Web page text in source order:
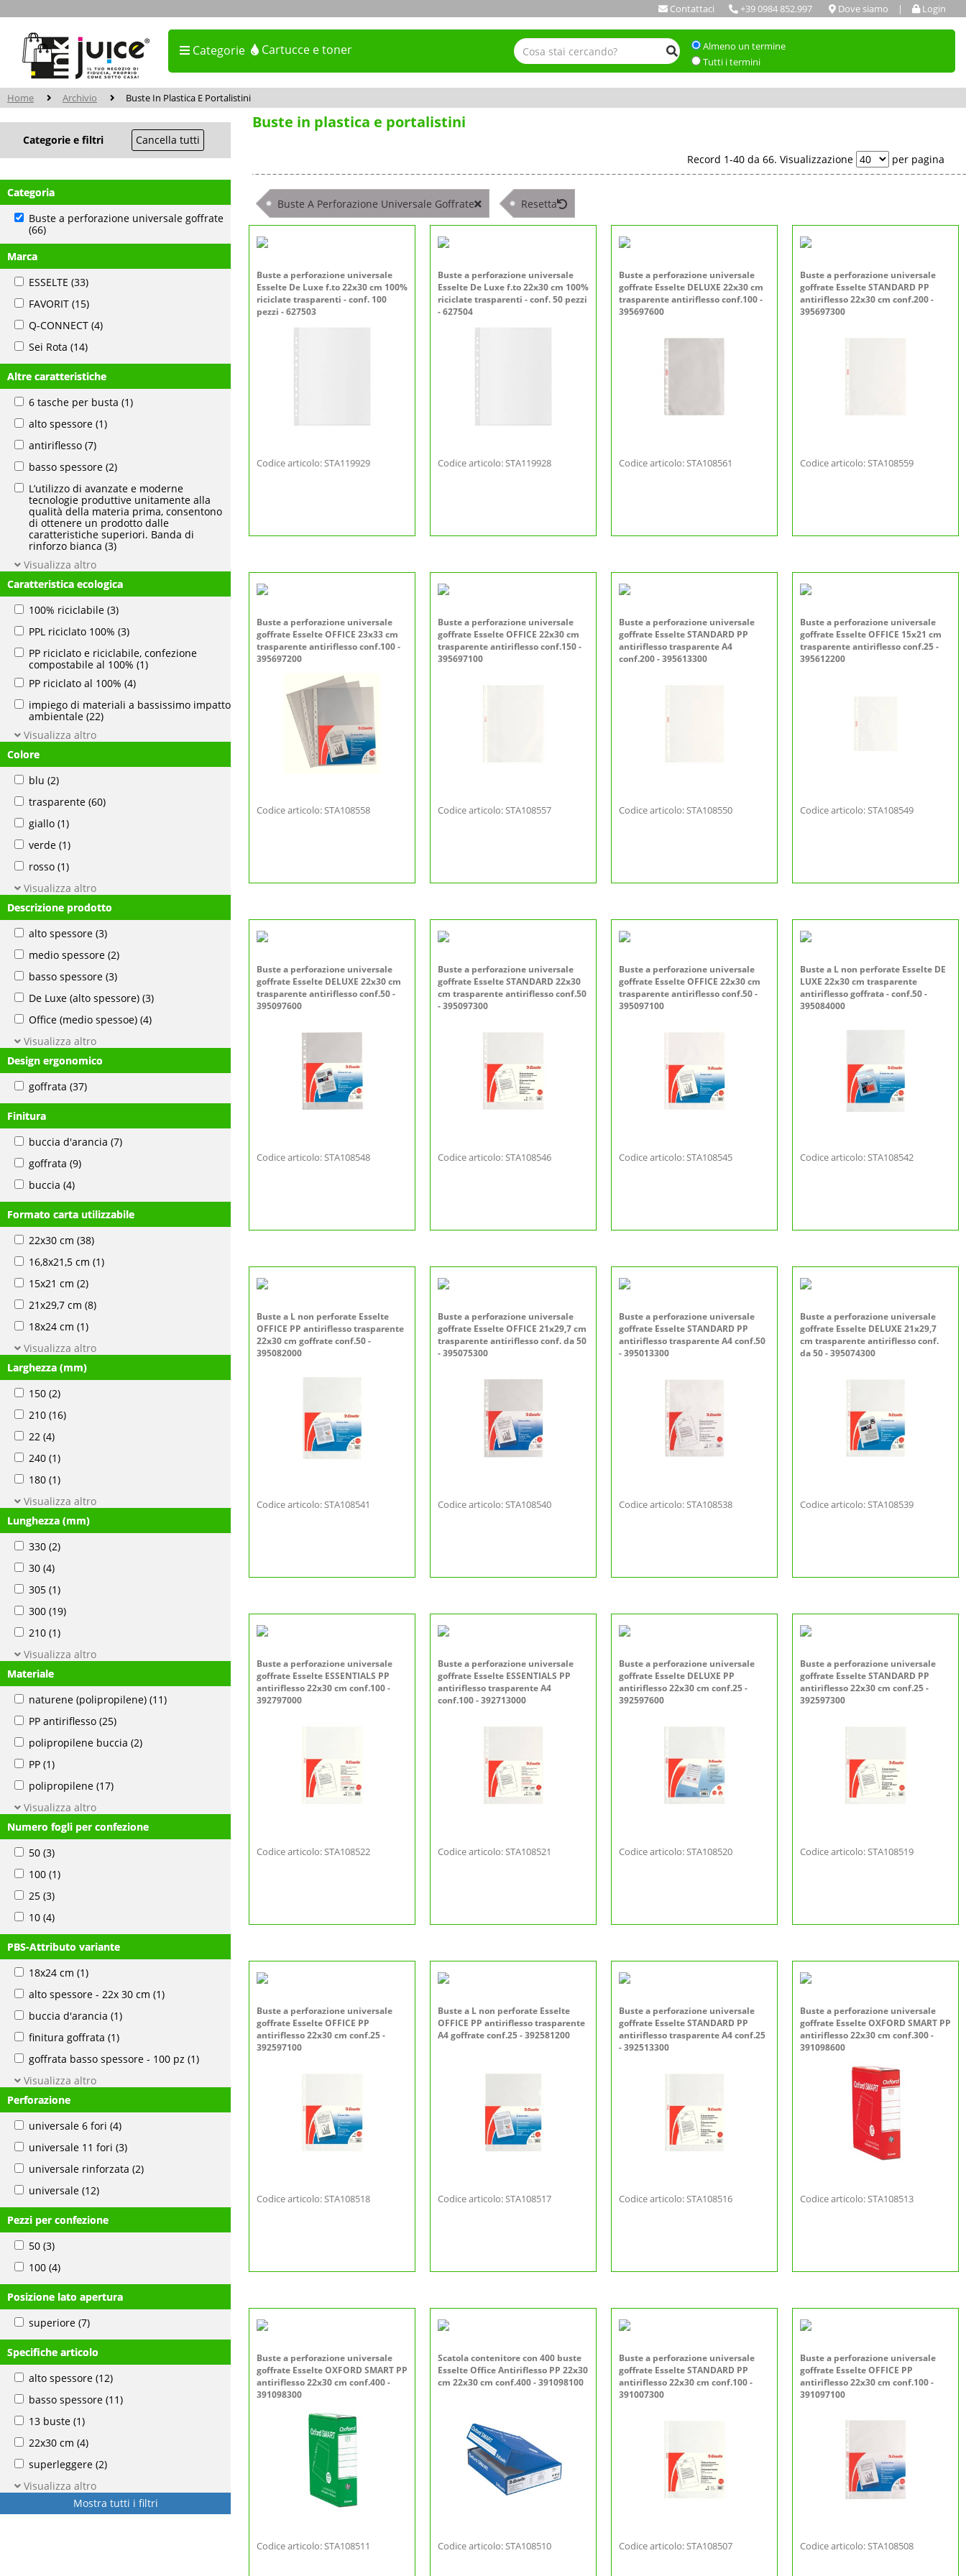
Contattaci +39 0984 852.997 Dove siamo | Login
Categorie Cartucce e toner
Almeno un termine
Tutti i termini
Home Archivio Buste In Plastica E Portalistini
Categorie e filtri Cancella tutti
Categoria
Buste a perforazione universale goffrate
(66)
Marca
ESSELTE (33)
FAVORIT (15)
Q-CONNECT (4)
Sei Rota (14)
Altre caratteristiche
6 tasche per busta (1)
alto spessore (1)
antiriflesso (7)
basso spessore (2)
L’utilizzo di avanzate e moderne
tecnologie produttive unitamente alla
qualità della materia prima, consentono
di ottenere un prodotto dalle
caratteristiche superiori. Banda di
rinforzo bianca (3)
Visualizza altro
Caratteristica ecologica
100% riciclabile (3)
PPL riciclato 100% (3)
PP riciclato e riciclabile, confezione
compostabile al 100% (1)
PP riciclato al 100% (4)
impiego di materiali a bassissimo impatto
ambientale (22)
Visualizza altro
Colore
blu (2)
trasparente (60)
giallo (1)
verde (1)
rosso (1)
Visualizza altro
Descrizione prodotto
alto spessore (3)
medio spessore (2)
basso spessore (3)
De Luxe (alto spessore) (3)
Office (medio spessoe) (4)
Visualizza altro
Design ergonomico
goffrata (37)
Finitura
buccia d'arancia (7)
goffrata (9)
buccia (4)
Formato carta utilizzabile
22x30 cm (38)
16,8x21,5 cm (1)
15x21 cm (2)
21x29,7 cm (8)
18x24 cm (1)
Visualizza altro
Larghezza (mm)
150 (2)
210 (16)
22 (4)
240 (1)
180 (1)
Visualizza altro
Lunghezza (mm)
330 (2)
30 (4)
305 (1)
300 (19)
210 (1)
Visualizza altro
Materiale
naturene (polipropilene) (11)
PP antiriflesso (25)
polipropilene buccia (2)
PP (1)
polipropilene (17)
Visualizza altro
Numero fogli per confezione
50 (3)
100 (1)
25 (3)
10 (4)
PBS-Attributo variante
18x24 cm (1)
alto spessore - 22x 30 cm (1)
buccia d'arancia (1)
finitura goffrata (1)
goffrata basso spessore - 100 pz (1)
Visualizza altro
Perforazione
universale 6 fori (4)
universale 11 fori (3)
universale rinforzata (2)
universale (12)
Pezzi per confezione
50 (3)
100 (4)
Posizione lato apertura
superiore (7)
Specifiche articolo
alto spessore (12)
basso spessore (11)
13 buste (1)
22x30 cm (4)
superleggere (2)
Visualizza altro
Mostra tutti i filtri
Buste in plastica e portalistini
Record 1-40 da 66. Visualizzazione per pagina
Buste A Perforazione Universale Goffrate Resetta
Buste a perforazione universale
Esselte De Luxe f.to 22x30 cm 100%
riciclate trasparenti - conf. 100
pezzi - 627503
Codice articolo: STA119929
Buste a perforazione universale
Esselte De Luxe f.to 22x30 cm 100%
riciclate trasparenti - conf. 50 pezzi
- 627504
Codice articolo: STA119928
Buste a perforazione universale
goffrate Esselte DELUXE 22x30 cm
trasparente antiriflesso conf.100 -
395697600
Codice articolo: STA108561
Buste a perforazione universale
goffrate Esselte STANDARD PP
antiriflesso 22x30 cm conf.200 -
395697300
Codice articolo: STA108559
Buste a perforazione universale
goffrate Esselte OFFICE 23x33 cm
trasparente antiriflesso conf.100 -
395697200
Codice articolo: STA108558
Buste a perforazione universale
goffrate Esselte OFFICE 22x30 cm
trasparente antiriflesso conf.150 -
395697100
Codice articolo: STA108557
Buste a perforazione universale
goffrate Esselte STANDARD PP
antiriflesso trasparente A4
conf.200 - 395613300
Codice articolo: STA108550
Buste a perforazione universale
goffrate Esselte OFFICE 15x21 cm
trasparente antiriflesso conf.25 -
395612200
Codice articolo: STA108549
Buste a perforazione universale
goffrate Esselte DELUXE 22x30 cm
trasparente antiriflesso conf.50 -
395097600
Codice articolo: STA108548
Buste a perforazione universale
goffrate Esselte STANDARD 22x30
cm trasparente antiriflesso conf.50
- 395097300
Codice articolo: STA108546
Buste a perforazione universale
goffrate Esselte OFFICE 22x30 cm
trasparente antiriflesso conf.50 -
395097100
Codice articolo: STA108545
Buste a L non perforate Esselte DE
LUXE 22x30 cm trasparente
antiriflesso goffrata - conf.50 -
395084000
Codice articolo: STA108542
Buste a L non perforate Esselte
OFFICE PP antiriflesso trasparente
22x30 cm goffrate conf.50 -
395082000
Codice articolo: STA108541
Buste a perforazione universale
goffrate Esselte OFFICE 21x29,7 cm
trasparente antiriflesso conf. da 50
- 395075300
Codice articolo: STA108540
Buste a perforazione universale
goffrate Esselte STANDARD PP
antiriflesso trasparente A4 conf.50
- 395013300
Codice articolo: STA108538
Buste a perforazione universale
goffrate Esselte DELUXE 21x29,7
cm trasparente antiriflesso conf.
da 50 - 395074300
Codice articolo: STA108539
Buste a perforazione universale
goffrate Esselte ESSENTIALS PP
antiriflesso 22x30 cm conf.100 -
392797000
Codice articolo: STA108522
Buste a perforazione universale
goffrate Esselte ESSENTIALS PP
antiriflesso trasparente A4
conf.100 - 392713000
Codice articolo: STA108521
Buste a perforazione universale
goffrate Esselte DELUXE PP
antiriflesso 22x30 cm conf.25 -
392597600
Codice articolo: STA108520
Buste a perforazione universale
goffrate Esselte STANDARD PP
antiriflesso 22x30 cm conf.25 -
392597300
Codice articolo: STA108519
Buste a perforazione universale
goffrate Esselte OFFICE PP
antiriflesso 22x30 cm conf.25 -
392597100
Codice articolo: STA108518
Buste a L non perforate Esselte
OFFICE PP antiriflesso trasparente
A4 goffrate conf.25 - 392581200
Codice articolo: STA108517
Buste a perforazione universale
goffrate Esselte STANDARD PP
antiriflesso trasparente A4 conf.25
- 392513300
Codice articolo: STA108516
Buste a perforazione universale
goffrate Esselte OXFORD SMART PP
antiriflesso 22x30 cm conf.300 -
391098600
Codice articolo: STA108513
Buste a perforazione universale
goffrate Esselte OXFORD SMART PP
antiriflesso 22x30 cm conf.400 -
391098300
Codice articolo: STA108511
Scatola contenitore con 400 buste
Esselte Office Antiriflesso PP 22x30
cm 22x30 cm conf.400 - 391098100
Codice articolo: STA108510
Buste a perforazione universale
goffrate Esselte STANDARD PP
antiriflesso 22x30 cm conf.100 -
391007300
Codice articolo: STA108507
Buste a perforazione universale
goffrate Esselte OFFICE PP
antiriflesso 22x30 cm conf.100 -
391097100
Codice articolo: STA108508